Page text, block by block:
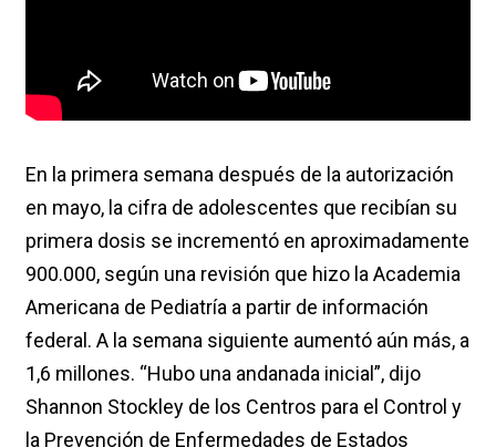
En la primera semana después de la autorización
en mayo, la cifra de adolescentes que recibían su
primera dosis se incrementó en aproximadamente
900.000, según una revisión que hizo la Academia
Americana de Pediatría a partir de información
federal. A la semana siguiente aumentó aún más, a
1,6 millones. “Hubo una andanada inicial”, dijo
Shannon Stockley de los Centros para el Control y
la Prevención de Enfermedades de Estados